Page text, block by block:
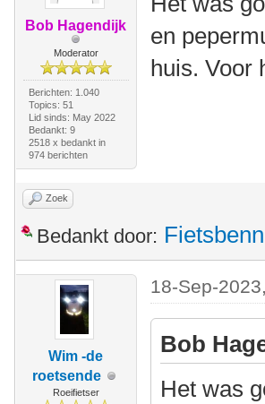
Bob Hagendijk
Moderator
Berichten: 1.040
Topics: 51
Lid sinds: May 2022
Bedankt: 9
2518 x bedankt in
974 berichten
en
huis. Voor
Zoek
Bedankt door:
Wim -de
roetsende
Roeifietser
18-Sep-
Bob
Het was